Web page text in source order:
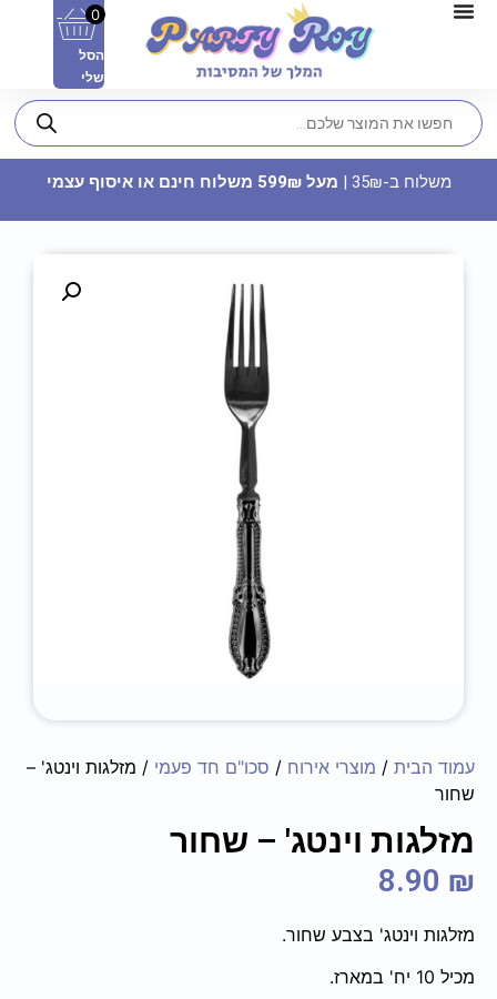
בלון לב מיילר 28 - מזל טוב
24.90
0
הסל
שלי
משלוח ב-35₪ | מעל 599₪ משלוח חינם או איסוף עצמי
עמוד הבית / מוצרי אירוח / סכו"ם חד פעמי / מזלגות וינטג' –
שחור
מזלגות וינטג' – שחור
8.90 ₪
מזלגות וינטג' בצבע שחור.
מכיל 10 יח' במארז.